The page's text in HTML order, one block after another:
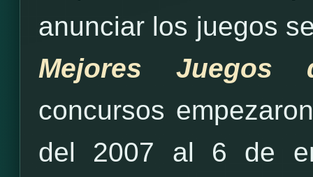
anunciar los juegos
Mejores Juegos
concursos
del 2007 al 6 de